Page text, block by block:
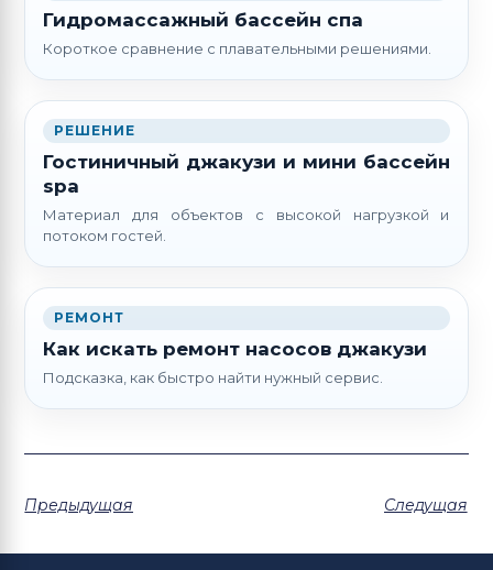
Гидромассажный бассейн спа
Короткое сравнение с плавательными решениями.
РЕШЕНИЕ
Гостиничный джакузи и мини бассейн
spa
Материал для объектов с высокой нагрузкой и
потоком гостей.
РЕМОНТ
Как искать ремонт насосов джакузи
Подсказка, как быстро найти нужный сервис.
Предыдущая Следущая